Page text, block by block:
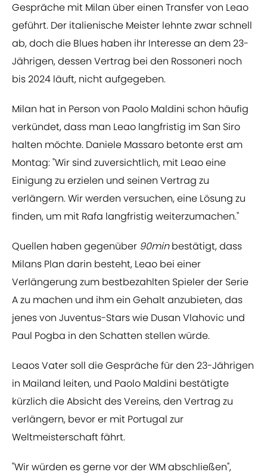
Gespräche mit Milan über einen Transfer von Leao
geführt. Der italienische Meister lehnte zwar schnell
ab, doch die Blues haben ihr Interesse an dem 23-
Jährigen, dessen Vertrag bei den Rossoneri noch
bis 2024 läuft, nicht aufgegeben.
Milan hat in Person von Paolo Maldini schon häufig
verkündet, dass man Leao langfristig im San Siro
halten möchte. Daniele Massaro betonte erst am
Montag: "Wir sind zuversichtlich, mit Leao eine
Einigung zu erzielen und seinen Vertrag zu
verlängern. Wir werden versuchen, eine Lösung zu
finden, um mit Rafa langfristig weiterzumachen."
Quellen haben gegenüber 90minbestätigt, dass
Milans Plan darin besteht, Leao bei einer
Verlängerung zum bestbezahlten Spieler der Serie
A zu machen und ihm ein Gehalt anzubieten, das
jenes von Juventus-Stars wie Dusan Vlahovic und
Paul Pogba in den Schatten stellen würde.
Leaos Vater soll die Gespräche für den 23-Jährigen
in Mailand leiten, und Paolo Maldini bestätigte
kürzlich die Absicht des Vereins, den Vertrag zu
verlängern, bevor er mit Portugal zur
Weltmeisterschaft fährt.
"Wir würden es gerne vor der WM abschließen",